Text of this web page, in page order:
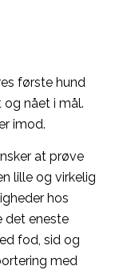
første hund
nået i mål.
imod.
at prøve
lille og virkelig
hos
det eneste
fod, sid og
med